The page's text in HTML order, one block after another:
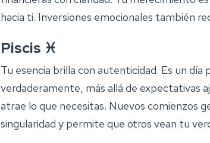
hacia ti. Inversiones emocionales también
Piscis ♓
Tu esencia brilla con autenticidad. Es un día
verdaderamente, más allá de expectativas
atrae lo que necesitas. Nuevos comienzos
singularidad y permite que otros vean tu